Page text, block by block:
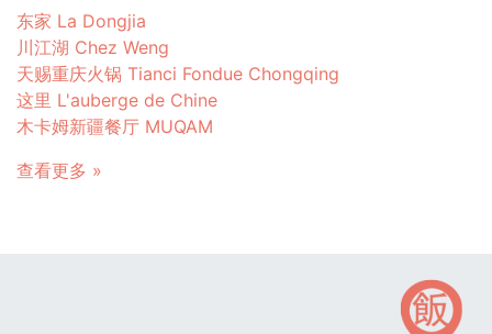
东家 La Dongjia
川江湖 Chez Weng
天赐重庆火锅 Tianci Fondue Chongqing
这里 L'auberge de Chine
木卡姆新疆餐厅 MUQAM
查看更多 »